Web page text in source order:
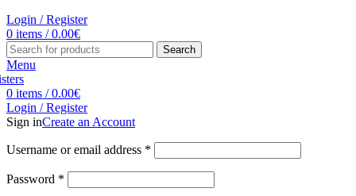
Login / Register
0 items / 0.00€
Search
Menu
0 items / 0.00€
Login / Register
Sign inCreate an Account
Username or email address *
Password *